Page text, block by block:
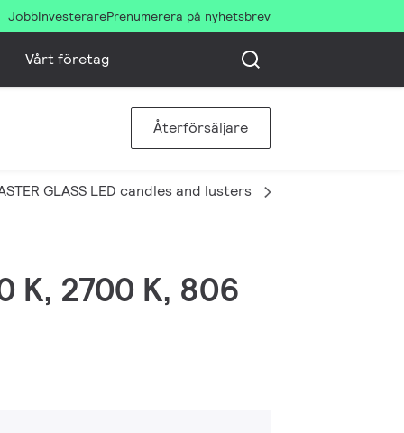
JobbInvesterarePrenumerera på nyhetsbrev
Vårt företag
Återförsäljare
GLASS LED candles and lusters
K, 2700 K, 806